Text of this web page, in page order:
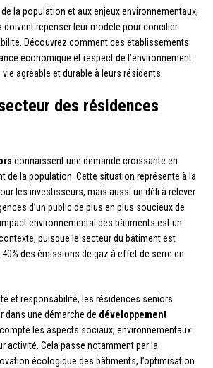
la population et aux enjeux environnementaux,
doivent repenser leur modèle pour concilier
Découvrez comment ces établissements
économique et respect de l’environnement
agréable et durable à leurs résidents.
des résidences
connaissent une demande croissante en
de la population. Cette situation représente à la
les investisseurs, mais aussi un défi à relever
d’un public de plus en plus soucieux de
environnemental des bâtiments est un
puisque le secteur du bâtiment est
des émissions de gaz à effet de serre en
et responsabilité, les résidences seniors
dans une démarche de développement
les aspects sociaux, environnementaux
activité. Cela passe notamment par la
écologique des bâtiments, l’optimisation